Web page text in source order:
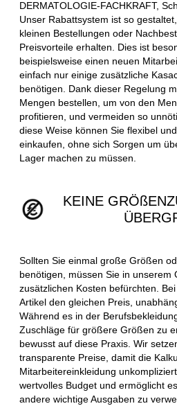
DERMATOLOGIE-FACHKRAFT,
Unser Rabattsystem ist so
kleinen Bestellungen oder
Preisvorteile erhalten. Dies ist
beispielsweise einen neuen
einfach nur einige zusätzliche
benötigen. Dank dieser Regelung
Mengen bestellen, um von den
profitieren, und vermeiden so
diese Weise können Sie flexibel
einkaufen, ohne sich Sorgen um
Lager machen zu müssen.
KEINE
Sollten Sie einmal große Größen
benötigen, müssen Sie in unserem
zusätzlichen Kosten befürchten.
Artikel den gleichen Preis,
Während es in der
Zuschläge für größere Größen zu
bewusst auf diese Praxis. Wir
transparente Preise, damit die
Mitarbeitereinkleidung
wertvolles Budget und ermöglicht
andere wichtige Ausgaben zu